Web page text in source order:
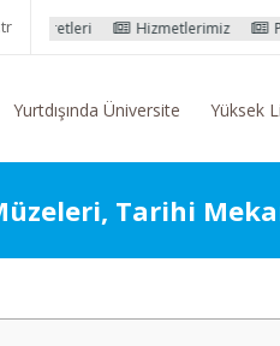
Hizmetlerimiz Pasaport
Yurtdışında Üniversite Yüksek
Tarihi